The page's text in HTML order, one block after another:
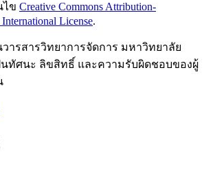
ไข Creative Commons Attribution-
License.
ารสารวิทยาการจัดการ มหาวิทยาลัย
ทัศนะ ลิขสิทธิ์ และความรับผิดชอบของผู้